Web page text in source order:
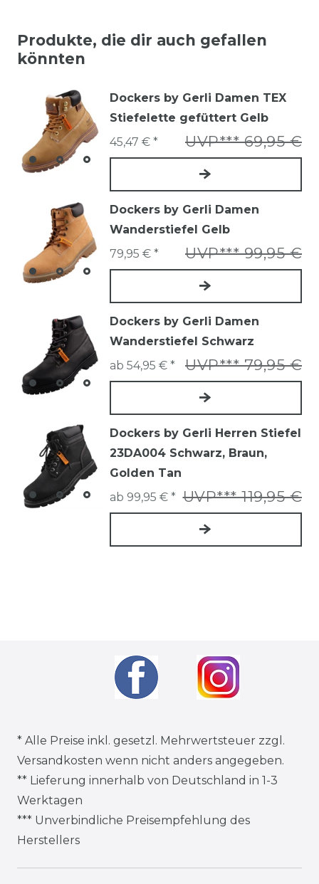
Produkte, die dir auch gefallen
könnten
Dockers by Gerli Damen TEX
Stiefelette gefüttert Gelb
UVP*** 69,95 €
45,47 € *
Dockers by Gerli Damen
Wanderstiefel Gelb
UVP*** 99,95 €
79,95 € *
Dockers by Gerli Damen
Wanderstiefel Schwarz
UVP*** 79,95 €
ab 54,95 € *
Dockers by Gerli Herren Stiefel
23DA004 Schwarz, Braun,
Golden Tan
UVP*** 119,95 €
ab 99,95 € *
* Alle Preise inkl. gesetzl. Mehrwertsteuer zzgl.
Versandkosten wenn nicht anders angegeben.
** Lieferung innerhalb von Deutschland in 1-3
Werktagen
*** Unverbindliche Preisempfehlung des
Herstellers